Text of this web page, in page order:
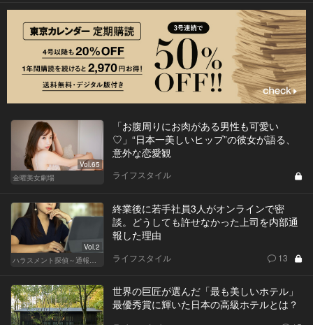
Vol.65
金曜美女劇場
「お腹周りにお肉がある男性も可愛い
♡」“日本一美しいヒップ”の彼女が語る、
意外な恋愛観
ライフスタイル
Vol.2
ハラスメント探偵～通報編～
終業後に若手社員3人がオンラインで密
談。どうしても許せなかった上司を内部通
報した理由
ライフスタイル 13
世界の巨匠が選んだ「最も美しいホテル」
最優秀賞に輝いた日本の高級ホテルとは？